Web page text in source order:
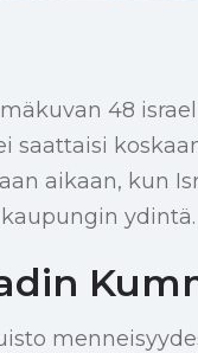
48
saattaisi
aikaan, kun
ydintä.